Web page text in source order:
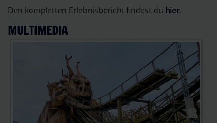
Den kompletten Erlebnisbericht findest du hier.
MULTIMEDIA